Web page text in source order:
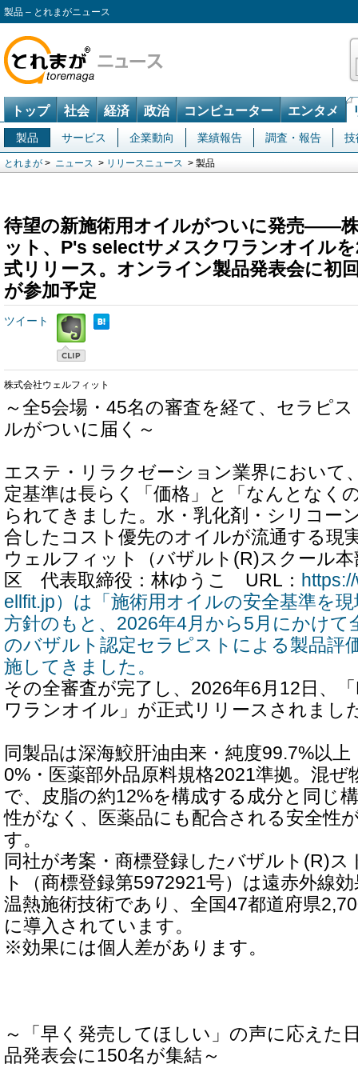
製品 – とれまがニュース
トップ 社会 経済 政治 コンピューター エンタメ
製品 サービス 企業動向 業績報告 調査・報告 技
とれまが > ニュース > リリースニュース > 製品
待望の新施術用オイルがついに発売――
ット、P's selectサメスクワランオイル
式リリース。オンライン製品発表会に初
が参加予定
ツイート
株式会社ウェルフィット
～全5会場・45名の審査を経て、セラピ
ルがついに届く～
エステ・リラクゼーション業界において
定基準は長らく「価格」と「なんとなく
られてきました。水・乳化剤・シリコー
合したコスト優先のオイルが流通する現
ウェルフィット（バザルト(R)スクール
区 代表取締役：林ゆうこ URL：
ellfit.jp）は「施術用オイルの安全基準を
方針のもと、2026年4月から5月にかけて
のバザルト認定セラピストによる製品評
施してきました。
その全審査が完了し、2026年6月12日、
ワランオイル」が正式リリースされまし
同製品は深海鮫肝油由来・純度99.7%以
0%・医薬部外品原料規格2021準拠。混ぜ
で、皮脂の約12%を構成する成分と同じ
性がなく、医薬品にも配合される安全性
す。
同社が考案・商標登録したバザルト(R)
ト（商標登録第5972921号）は遠赤外線
温熱施術技術であり、全国47都道府県
に導入されています。
※効果には個人差があります。
～「早く発売してほしい」の声に応え
品発表会に150名が集結～